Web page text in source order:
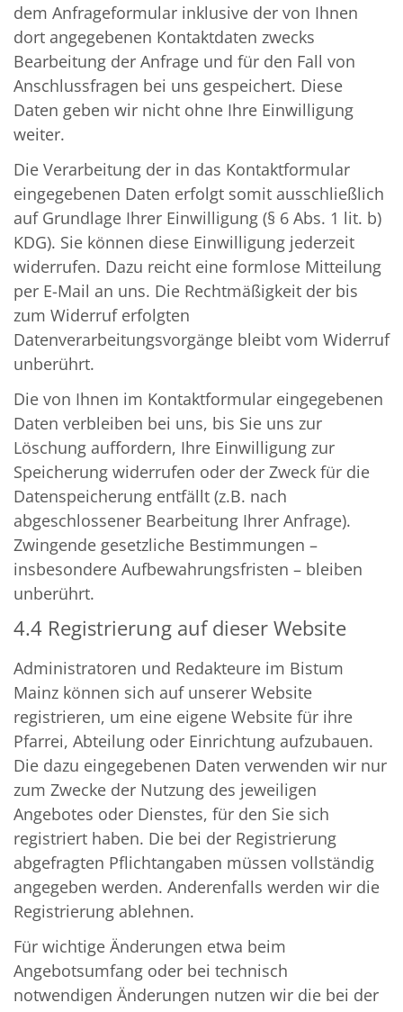
dem Anfrageformular inklusive der von Ihnen
dort angegebenen Kontaktdaten zwecks
Bearbeitung der Anfrage und für den Fall von
Anschlussfragen bei uns gespeichert. Diese
Daten geben wir nicht ohne Ihre Einwilligung
weiter.
Die Verarbeitung der in das Kontaktformular
eingegebenen Daten erfolgt somit ausschließlich
auf Grundlage Ihrer Einwilligung (§ 6 Abs. 1 lit. b)
KDG). Sie können diese Einwilligung jederzeit
widerrufen. Dazu reicht eine formlose Mitteilung
per E-Mail an uns. Die Rechtmäßigkeit der bis
zum Widerruf erfolgten
Datenverarbeitungsvorgänge bleibt vom Widerruf
unberührt.
Die von Ihnen im Kontaktformular eingegebenen
Daten verbleiben bei uns, bis Sie uns zur
Löschung auffordern, Ihre Einwilligung zur
Speicherung widerrufen oder der Zweck für die
Datenspeicherung entfällt (z.B. nach
abgeschlossener Bearbeitung Ihrer Anfrage).
Zwingende gesetzliche Bestimmungen –
insbesondere Aufbewahrungsfristen – bleiben
unberührt.
4.4 Registrierung auf dieser Website
Administratoren und Redakteure im Bistum
Mainz können sich auf unserer Website
registrieren, um eine eigene Website für ihre
Pfarrei, Abteilung oder Einrichtung aufzubauen.
Die dazu eingegebenen Daten verwenden wir nur
zum Zwecke der Nutzung des jeweiligen
Angebotes oder Dienstes, für den Sie sich
registriert haben. Die bei der Registrierung
abgefragten Pflichtangaben müssen vollständig
angegeben werden. Anderenfalls werden wir die
Registrierung ablehnen.
Für wichtige Änderungen etwa beim
Angebotsumfang oder bei technisch
notwendigen Änderungen nutzen wir die bei der